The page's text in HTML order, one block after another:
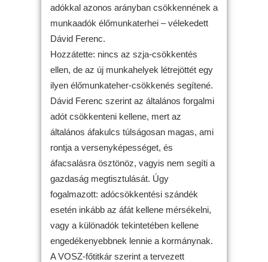
adókkal azonos arányban csökkennének a
munkaadók élőmunkaterhei – vélekedett
Dávid Ferenc.
Hozzátette: nincs az szja-csökkentés
ellen, de az új munkahelyek létrejöttét egy
ilyen élőmunkateher-csökkenés segítené.
Dávid Ferenc szerint az általános forgalmi
adót csökkenteni kellene, mert az
általános áfakulcs túlságosan magas, ami
rontja a versenyképességet, és
áfacsalásra ösztönöz, vagyis nem segíti a
gazdaság megtisztulását. Úgy
fogalmazott: adócsökkentési szándék
esetén inkább az áfát kellene mérsékelni,
vagy a különadók tekintetében kellene
engedékenyebbnek lennie a kormánynak.
A VOSZ-főtitkár szerint a tervezett